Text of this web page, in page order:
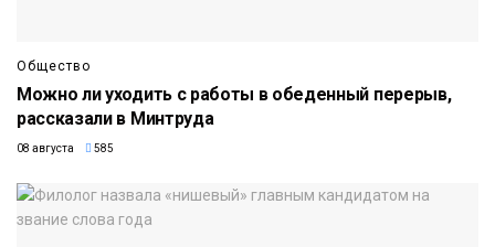
Общество
Можно ли уходить с работы в обеденный перерыв,
рассказали в Минтруда
08 августа 585